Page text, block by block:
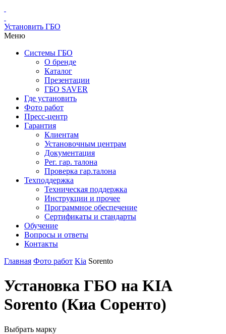
Установить ГБО
Меню
Системы ГБО
О бренде
Каталог
Презентации
ГБО SAVER
Где установить
Фото работ
Пресс-центр
Гарантия
Клиентам
Установочным центрам
Документация
Рег. гар. талона
Проверка гар.талона
Техподдержка
Техническая поддержка
Инструкции и прочее
Программное обеспечение
Сертификаты и стандарты
Обучение
Вопросы и ответы
Контакты
Главная Фото работ Kia Sorento
Установка ГБО на KIA
Sorento (Киа Соренто)
Выбрать марку